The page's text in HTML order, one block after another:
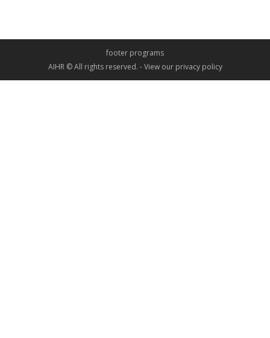
footer programs
AIHR © All rights reserved. -View our privacy policy